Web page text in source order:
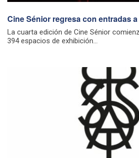
Cine Sénior regresa con entradas
La cuarta edición de Cine Sénior
394 espacios de exhibición...